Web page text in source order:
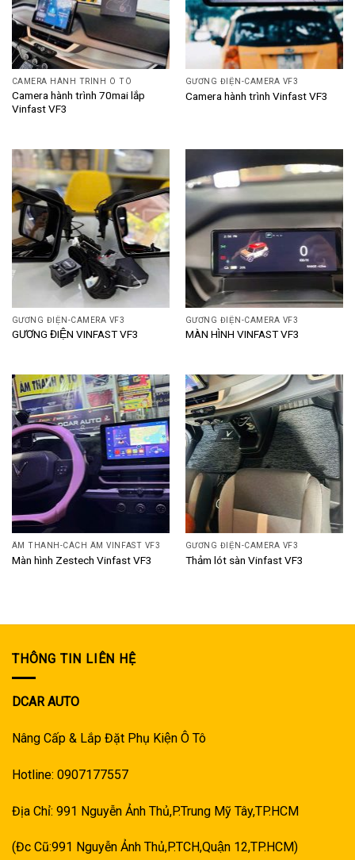
CAMERA HÀNH TRÌNH Ô TÔ
Camera hành trình 70mai lắp
Vinfast VF3
GƯƠNG ĐIỆN-CAMERA VF3
Camera hành trình Vinfast VF3
GƯƠNG ĐIỆN-CAMERA VF3
GƯƠNG ĐIỆN VINFAST VF3
GƯƠNG ĐIỆN-CAMERA VF3
MÀN HÌNH VINFAST VF3
ÂM THANH-CÁCH ÂM VINFAST VF3
Màn hình Zestech Vinfast VF3
GƯƠNG ĐIỆN-CAMERA VF3
Thảm lót sàn Vinfast VF3
THÔNG TIN LIÊN HỆ
DCAR AUTO
Nâng Cấp & Lắp Đặt Phụ Kiện Ô Tô
Hotline: 0907177557
Địa Chỉ: 991 Nguyễn Ảnh Thủ,P.Trung Mỹ Tây,TP.HCM
(Đc Cũ:991 Nguyễn Ảnh Thủ,P.TCH,Quận 12,TP.HCM)